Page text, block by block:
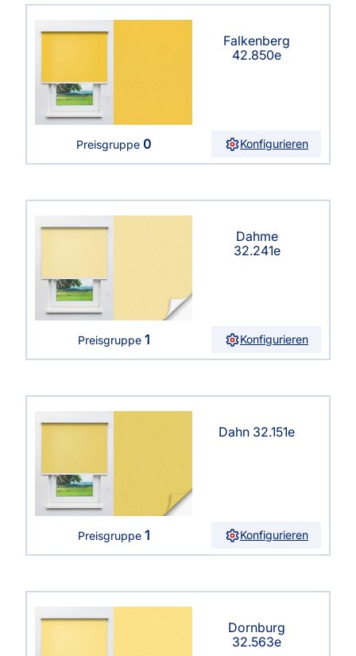
Falkenberg
42.850e
Preisgruppe 0 Konfigurieren
Dahme
32.241e
Preisgruppe 1 Konfigurieren
Dahn 32.151e
Preisgruppe 1 Konfigurieren
Dornburg
32.563e